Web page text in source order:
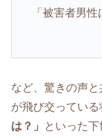
「被害者男
など、驚きの声
が飛び交っている
は？」
といった